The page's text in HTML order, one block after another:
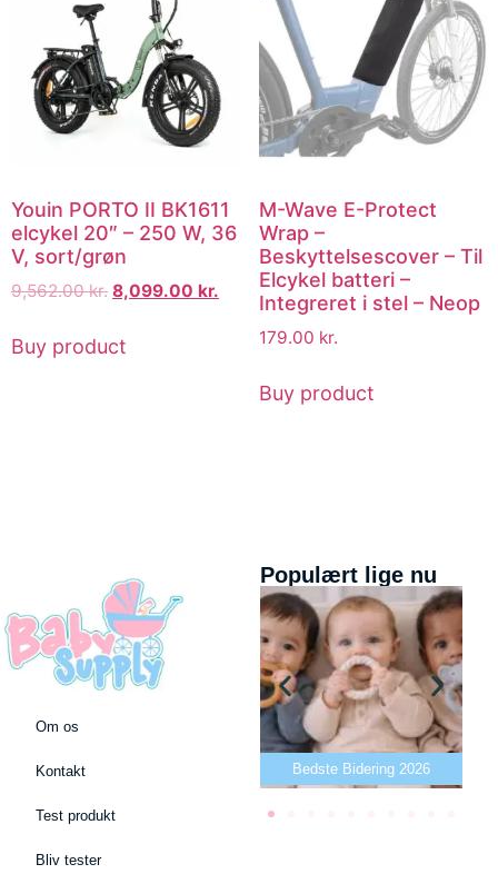
Youin PORTO II BK1611
elcykel 20″ – 250 W, 36
V, sort/grøn
9,562.00kr. 8,099.00 kr.
Buy product
M-Wave E-Protect
Wrap –
Beskyttelsescover – Til
Elcykel batteri –
Integreret i stel – Neop
179.00 kr.
Buy product
Om os
Kontakt
Test produkt
Bliv tester
Populært lige nu
Bedste puslepude 2026 Bedste Bidering 2026